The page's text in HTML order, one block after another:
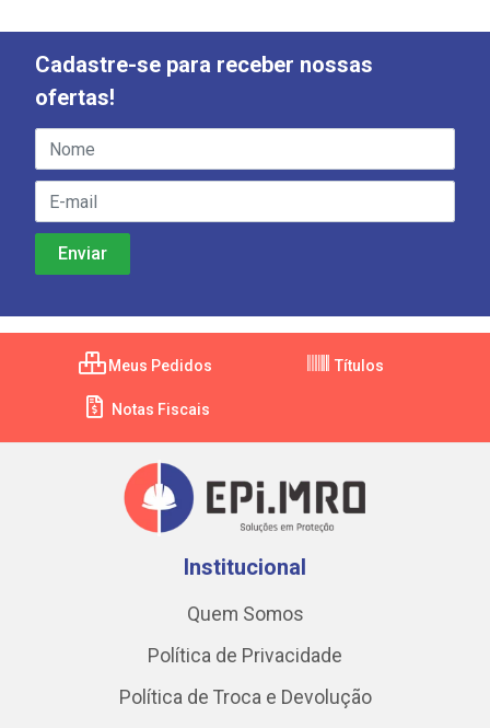
Cadastre-se para receber nossas
ofertas!
Meus Pedidos Títulos
Notas Fiscais
Institucional
Quem Somos
Política de Privacidade
Política de Troca e Devolução